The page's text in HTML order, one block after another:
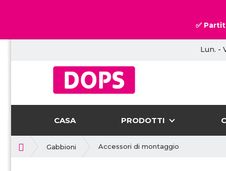
✅
Lun. -
CASA PRODOTTI
Gabbioni Accessori di montaggio